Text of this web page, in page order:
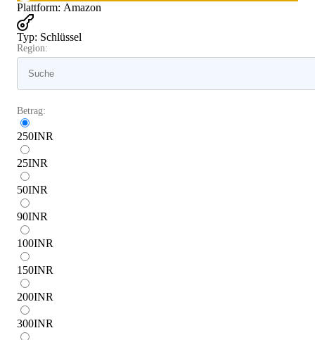
Plattform: Amazon
Typ: Schlüssel
Region:
Betrag:
250INR
25INR
50INR
90INR
100INR
150INR
200INR
300INR